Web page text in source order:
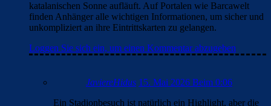
katalanischen Sonne aufläuft. Auf Portalen wie Barcawelt
finden Anhänger alle wichtigen Informationen, um sicher und
unkompliziert an ihre Eintrittskarten zu gelangen.
Loggen Sie sich ein, um einen Kommentar abzugeben
JaviereHidus 15. Mai 2026 Beim 0:06
Ein Stadionbesuch ist natürlich ein Highlight, aber die